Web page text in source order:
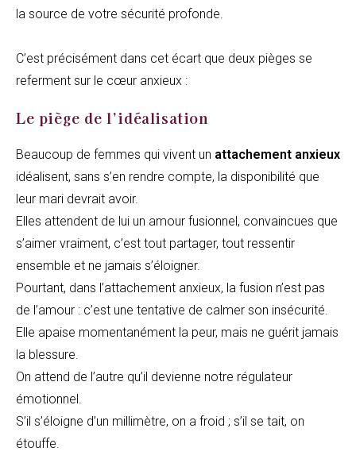
la source de votre sécurité profonde.
C’est précisément dans cet écart que deux pièges se
referment sur le cœur anxieux :
Le piège de l’idéalisation
Beaucoup de femmes qui vivent un attachement anxieux
idéalisent, sans s’en rendre compte, la disponibilité que
leur mari devrait avoir.
Elles attendent de lui un amour fusionnel, convaincues que
s’aimer vraiment, c’est tout partager, tout ressentir
ensemble et ne jamais s’éloigner.
Pourtant, dans l’attachement anxieux, la fusion n’est pas
de l’amour : c’est une tentative de calmer son insécurité.
Elle apaise momentanément la peur, mais ne guérit jamais
la blessure.
On attend de l’autre qu’il devienne notre régulateur
émotionnel.
S’il s’éloigne d’un millimètre, on a froid ; s’il se tait, on
étouffe.